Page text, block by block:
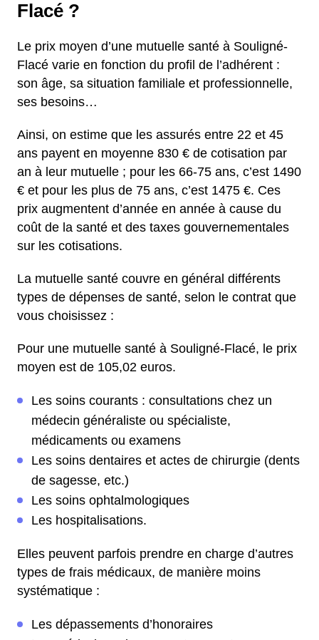
Flacé ?
Le prix moyen d’une mutuelle santé à Souligné-
Flacé varie en fonction du profil de l’adhérent :
son âge, sa situation familiale et professionnelle,
ses besoins…
Ainsi, on estime que les assurés entre 22 et 45
ans payent en moyenne 830 € de cotisation par
an à leur mutuelle ; pour les 66-75 ans, c’est 1490
€ et pour les plus de 75 ans, c’est 1475 €. Ces
prix augmentent d’année en année à cause du
coût de la santé et des taxes gouvernementales
sur les cotisations.
La mutuelle santé couvre en général différents
types de dépenses de santé, selon le contrat que
vous choisissez :
Pour une mutuelle santé à Souligné-Flacé, le prix
moyen est de 105,02 euros.
Les soins courants : consultations chez un
médecin généraliste ou spécialiste,
médicaments ou examens
Les soins dentaires et actes de chirurgie (dents
de sagesse, etc.)
Les soins ophtalmologiques
Les hospitalisations.
Elles peuvent parfois prendre en charge d’autres
types de frais médicaux, de manière moins
systématique :
Les dépassements d’honoraires